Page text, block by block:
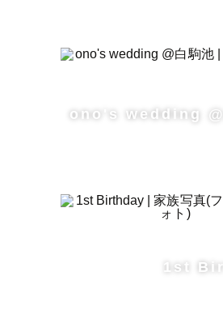
ono's wedding @
1st